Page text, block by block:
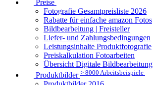
Preise
Fotografie Gesamtpreisliste 2026
Rabatte für einfache amazon Fotos
Bildbearbeitung | Freisteller
Liefer- und Zahlungsbedingungen
Leistungsinhalte Produktfotografie
Preiskalkulation Fotoarbeiten
Übersicht Digitale Bildbearbeitung
Produktbilder > 8000 Arbeitsbeispiele